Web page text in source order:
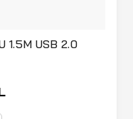
1.5M USB 2.0